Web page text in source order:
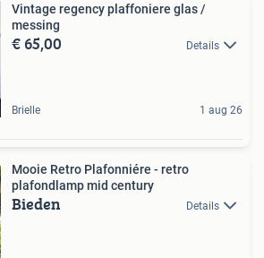
Vintage regency plaffoniere glas /
messing
€ 65,00 Details
Brielle 1 aug 26
Mooie Retro Plafonniére - retro
plafondlamp mid century
Bieden Details